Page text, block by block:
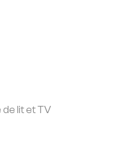
lit et TV